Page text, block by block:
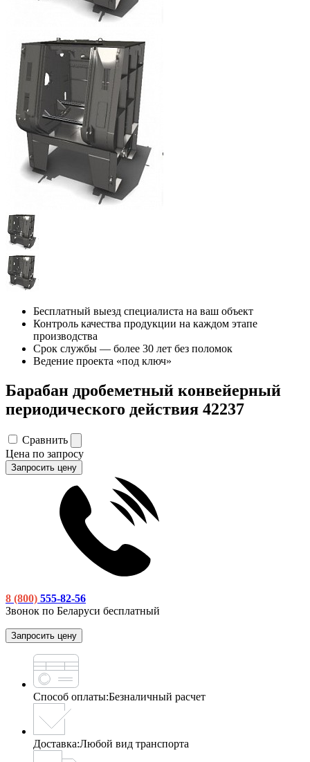
Бесплатный выезд специалиста на ваш объект
Контроль качества продукции на каждом этапе
производства
Срок службы — более 30 лет без поломок
Ведение проекта «под ключ»
Барабан дробеметный конвейерный
периодического действия 42237
Сравнить
Цена по запросу
Запросить цену
8 (800) 555-82-56
Звонок по Беларуси бесплатный
Запросить цену
Способ оплаты:Безналичный расчет
Доставка:Любой вид транспорта